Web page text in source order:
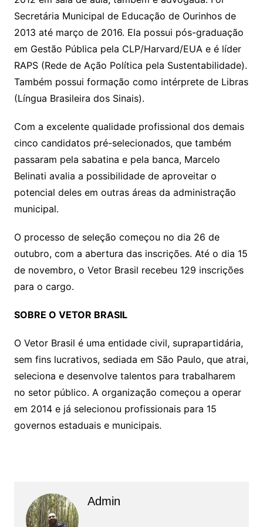
Secretária Municipal de Educação de Ourinhos de
2013 até março de 2016. Ela possui pós-graduação
em Gestão Pública pela CLP/Harvard/EUA e é líder
RAPS (Rede de Ação Política pela Sustentabilidade).
Também possui formação como intérprete de Libras
(Língua Brasileira dos Sinais).
Com a excelente qualidade profissional dos demais
cinco candidatos pré-selecionados, que também
passaram pela sabatina e pela banca, Marcelo
Belinati avalia a possibilidade de aproveitar o
potencial deles em outras áreas da administração
municipal.
O processo de seleção começou no dia 26 de
outubro, com a abertura das inscrições. Até o dia 15
de novembro, o Vetor Brasil recebeu 129 inscrições
para o cargo.
SOBRE O VETOR BRASIL
O Vetor Brasil é uma entidade civil, suprapartidária,
sem fins lucrativos, sediada em São Paulo, que atrai,
seleciona e desenvolve talentos para trabalharem
no setor público. A organização começou a operar
em 2014 e já selecionou profissionais para 15
governos estaduais e municipais.
Admin